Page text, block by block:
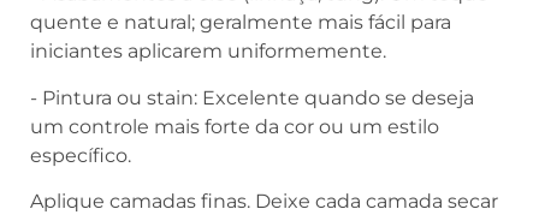
quente e natural; geralmente mais fácil para
iniciantes aplicarem uniformemente.
- Pintura ou stain: Excelente quando se deseja
um controle mais forte da cor ou um estilo
específico.
Aplique camadas finas. Deixe cada camada secar